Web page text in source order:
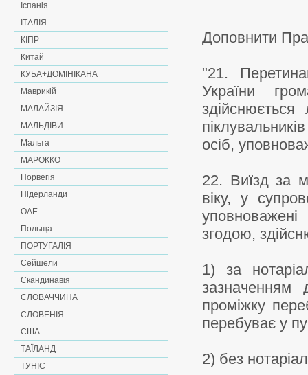
Іспанія
ІТАЛІЯ
КІПР
Китай
КУБА+ДОМІНІКАНА
Маврикій
МАЛАЙЗІЯ
МАЛЬДІВИ
Мальта
МАРОККО
Норвегія
Нідерланди
ОАЕ
Польща
ПОРТУГАЛІЯ
Сейшели
Скандинавія
СЛОВАЧЧИНА
СЛОВЕНІЯ
США
ТАЇЛАНД
ТУНІС
Доповнити
"21.
України
осіб,
22. Виїзд за
віку, у
згодою,
1) за
зазначенням
проміжку
перебуває у
2) без